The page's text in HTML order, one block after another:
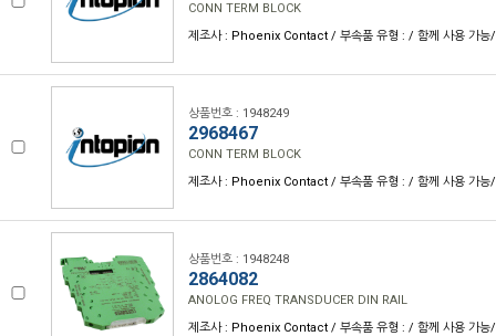
CONN TERM BLOCK
제조사 : Phoenix Contact / 부속품 유형 : / 함께 사용 가능/
상품번호 : 1948249
2968467
CONN TERM BLOCK
제조사 : Phoenix Contact / 부속품 유형 : / 함께 사용 가능/
상품번호 : 1948248
2864082
ANOLOG FREQ TRANSDUCER DIN RAIL
제조사 : Phoenix Contact / 부속품 유형 : / 함께 사용 가능/